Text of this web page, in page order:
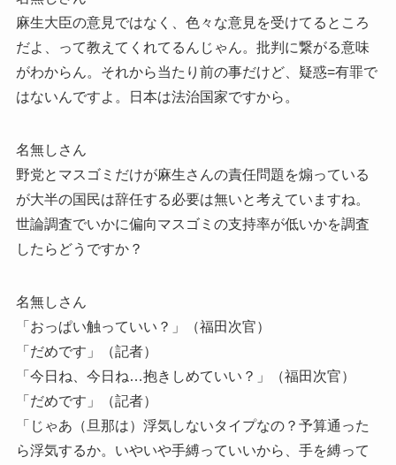
麻生大臣の意見ではなく、色々な意見を受けてるところ
だよ、って教えてくれてるんじゃん。批判に繋がる意味
がわからん。それから当たり前の事だけど、疑惑=有罪で
はないんですよ。日本は法治国家ですから。
名無しさん
野党とマスゴミだけが麻生さんの責任問題を煽っている
が大半の国民は辞任する必要は無いと考えていますね。
世論調査でいかに偏向マスゴミの支持率が低いかを調査
したらどうですか？
名無しさん
「おっぱい触っていい？」（福田次官）
「だめです」（記者）
「今日ね、今日ね…抱きしめていい？」（福田次官）
「だめです」（記者）
「じゃあ（旦那は）浮気しないタイプなの？予算通った
ら浮気するか。いやいや手縛っていいから、手を縛って